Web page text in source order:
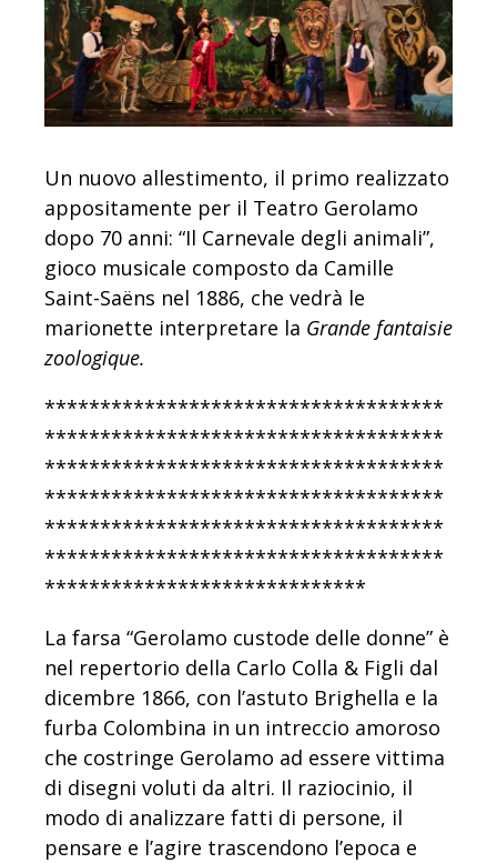
Un nuovo allestimento, il primo realizzato
appositamente per il Teatro Gerolamo
dopo 70 anni: “Il Carnevale degli animali”,
gioco musicale composto da Camille
Saint-Saëns nel 1886, che vedrà le
marionette interpretare la Grande fantaisie
zoologique.
************************************
************************************
************************************
************************************
************************************
************************************
*****************************
La farsa “Gerolamo custode delle donne” è
nel repertorio della Carlo Colla & Figli dal
dicembre 1866, con l’astuto Brighella e la
furba Colombina in un intreccio amoroso
che costringe Gerolamo ad essere vittima
di disegni voluti da altri. Il raziocinio, il
modo di analizzare fatti di persone, il
pensare e l’agire trascendono l’epoca e